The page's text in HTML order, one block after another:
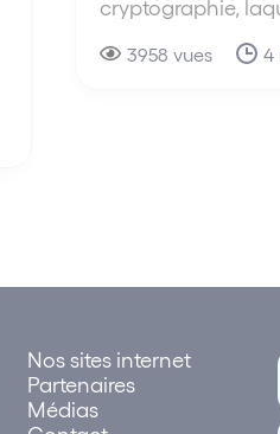
cryptographie,
3958 vues 4
Nos sites internet
Partenaires
Médias